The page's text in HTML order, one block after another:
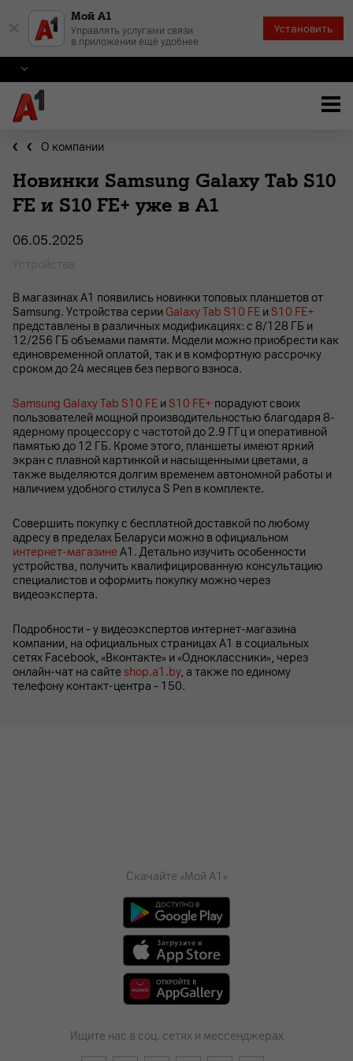
Мой А1
Управлять услугами связи
в приложении ещё удобнее
Установить
О компании
Новинки Samsung Galaxy Tab S10
FE и S10 FE+ уже в А1
06.05.2025
В магазинах А1 появились новинки топовых планшетов от
Samsung. Устройства серии Galaxy Tab S10 FE и S10 FE+
представлены в различных модификациях: с 8/128 ГБ и
12/256 ГБ объемами памяти. Модели можно приобрести как
единовременной оплатой, так и в комфортную рассрочку
сроком до 24 месяцев без первого взноса.
Samsung Galaxy Tab S10 FE и S10 FE+ порадуют своих
пользователей мощной производительностью благодаря 8-
ядерному процессору с частотой до 2.9 ГГц и оперативной
памятью до 12 ГБ. Кроме этого, планшеты имеют яркий
экран с плавной картинкой и насыщенными цветами, а
также выделяются долгим временем автономной работы и
наличием удобного стилуса S Pen в комплекте.
Совершить покупку с бесплатной доставкой по любому
адресу в пределах Беларуси можно в официальном
интернет-магазинеА1. Детально изучить особенности
устройства, получить квалифицированную консультацию
специалистов и оформить покупку можно через
видеоэксперта.
Подробности – у видеоэкспертов интернет-магазина
компании, на официальных страницах A1 в социальных
сетях Facebook, «Вконтакте» и «Одноклассники», через
онлайн-чат на сайтеshop.a1.by, а также по единому
телефону контакт-центра – 150.
Скачайте «Мой А1»
Ищите нас в соц. сетях и мессенджерах